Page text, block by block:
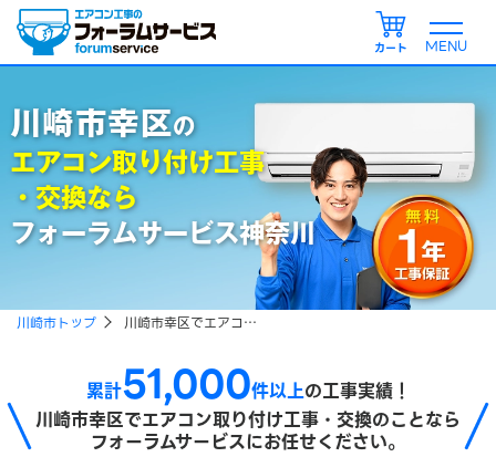
カート
川崎市幸区の
エアコン取り付け工事
・交換なら
フォーラムサービス神奈川
川崎市トップ 川崎市幸区でエアコン取り付け、エアコン引越し工事をご検討の方
累計51,000件以上の工事実績！
川崎市幸区でエアコン取り付け工事・交換のことなら
フォーラムサービスにお任せください。